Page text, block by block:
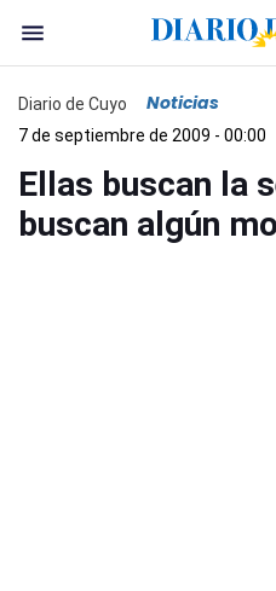
Diario de Cuyo Noticias
7 de septiembre de 2009 - 00:00
Ellas buscan la
buscan algún